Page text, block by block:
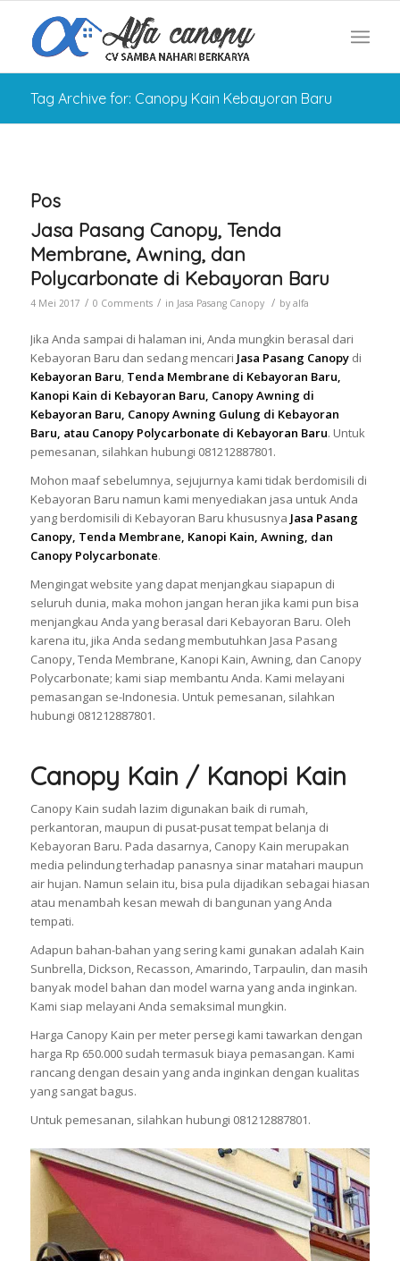
Tag Archive for: Canopy Kain Kebayoran Baru
Pos
Jasa Pasang Canopy, Tenda
Membrane, Awning, dan
Polycarbonate di Kebayoran Baru
4 Mei 2017 / 0 Comments / in Jasa Pasang Canopy / by alfa
Jika Anda sampai di halaman ini, Anda mungkin berasal dari
Kebayoran Baru dan sedang mencari Jasa Pasang Canopy di
Kebayoran Baru, Tenda Membrane di Kebayoran Baru,
Kanopi Kain di Kebayoran Baru, Canopy Awning di
Kebayoran Baru, Canopy Awning Gulung di Kebayoran
Baru, atau Canopy Polycarbonate di Kebayoran Baru. Untuk
pemesanan, silahkan hubungi 081212887801.
Mohon maaf sebelumnya, sejujurnya kami tidak berdomisili di
Kebayoran Baru namun kami menyediakan jasa untuk Anda
yang berdomisili di Kebayoran Baru khususnya Jasa Pasang
Canopy, Tenda Membrane, Kanopi Kain, Awning, dan
Canopy Polycarbonate.
Mengingat website yang dapat menjangkau siapapun di
seluruh dunia, maka mohon jangan heran jika kami pun bisa
menjangkau Anda yang berasal dari Kebayoran Baru. Oleh
karena itu, jika Anda sedang membutuhkan Jasa Pasang
Canopy, Tenda Membrane, Kanopi Kain, Awning, dan Canopy
Polycarbonate; kami siap membantu Anda. Kami melayani
pemasangan se-Indonesia. Untuk pemesanan, silahkan
hubungi 081212887801.
Canopy Kain / Kanopi Kain
Canopy Kain sudah lazim digunakan baik di rumah,
perkantoran, maupun di pusat-pusat tempat belanja di
Kebayoran Baru. Pada dasarnya, Canopy Kain merupakan
media pelindung terhadap panasnya sinar matahari maupun
air hujan. Namun selain itu, bisa pula dijadikan sebagai hiasan
atau menambah kesan mewah di bangunan yang Anda
tempati.
Adapun bahan-bahan yang sering kami gunakan adalah Kain
Sunbrella, Dickson, Recasson, Amarindo, Tarpaulin, dan masih
banyak model bahan dan model warna yang anda inginkan.
Kami siap melayani Anda semaksimal mungkin.
Harga Canopy Kain per meter persegi kami tawarkan dengan
harga Rp 650.000 sudah termasuk biaya pemasangan. Kami
rancang dengan desain yang anda inginkan dengan kualitas
yang sangat bagus.
Untuk pemesanan, silahkan hubungi 081212887801.